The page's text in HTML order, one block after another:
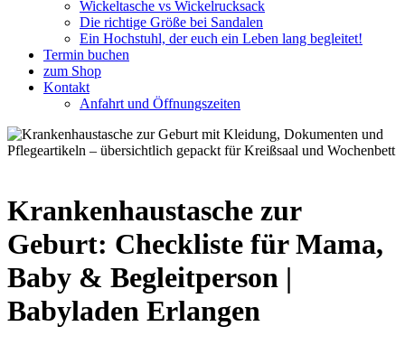
Wickeltasche vs Wickelrucksack
Die richtige Größe bei Sandalen
Ein Hochstuhl, der euch ein Leben lang begleitet!
Termin buchen
zum Shop
Kontakt
Anfahrt und Öffnungszeiten
Krankenhaustasche zur
Geburt: Checkliste für Mama,
Baby & Begleitperson |
Babyladen Erlangen